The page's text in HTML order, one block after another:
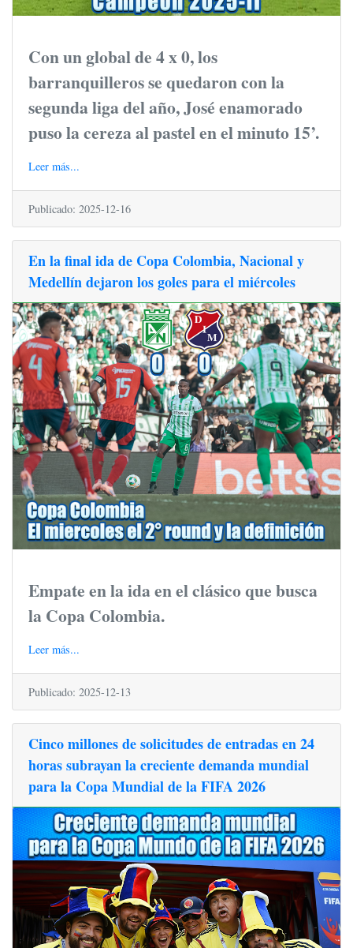
Con un global de 4 x 0, los
barranquilleros se quedaron con la
segunda liga del año, José enamorado
puso la cereza al pastel en el minuto 15’.
Leer más...
Publicado: 2025-12-16
En la final ida de Copa Colombia, Nacional y
Medellín dejaron los goles para el miércoles
Empate en la ida en el clásico que busca
la Copa Colombia.
Leer más...
Publicado: 2025-12-13
Cinco millones de solicitudes de entradas en 24
horas subrayan la creciente demanda mundial
para la Copa Mundial de la FIFA 2026